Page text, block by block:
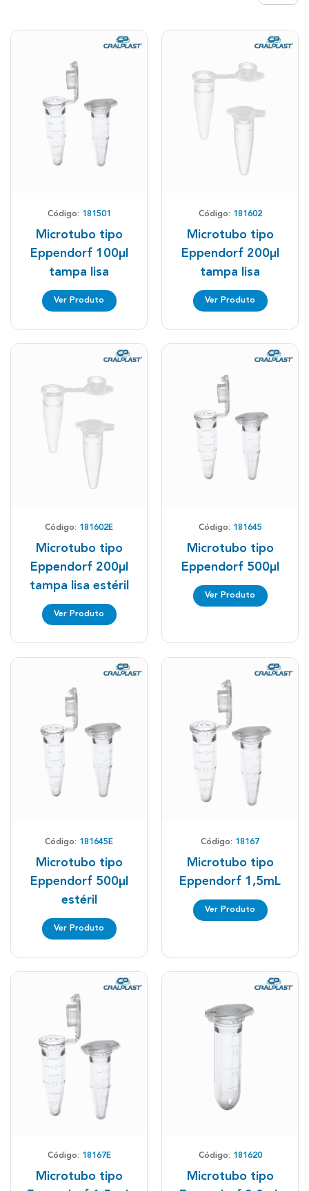
Código: 181501
Microtubo tipo
Eppendorf 100µl
tampa lisa
Ver Produto
Código: 181602
Microtubo tipo
Eppendorf 200µl
tampa lisa
Ver Produto
Código: 181602E
Microtubo tipo
Eppendorf 200µl
tampa lisa estéril
Ver Produto
Código: 181645
Microtubo tipo
Eppendorf 500µl
Ver Produto
Código: 181645E
Microtubo tipo
Eppendorf 500µl
estéril
Ver Produto
Código: 18167
Microtubo tipo
Eppendorf 1,5mL
Ver Produto
Código: 18167E
Microtubo tipo
Código: 181620
Microtubo tipo